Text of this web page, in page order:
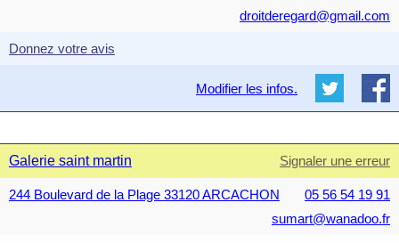
droitderegard@gmail.com
Donnez votre avis
Modifier les infos.
Galerie saint martin Signaler une erreur
244 Boulevard de la Plage 33120 ARCACHON
05 56 54 19 91
sumart@wanadoo.fr